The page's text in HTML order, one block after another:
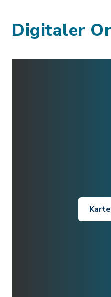
Digitaler